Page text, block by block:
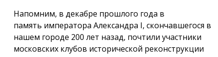
Напомним, в декабре прошлого года в
память императора Александра I, скончавшегося в
нашем городе 200 лет назад, почтили участники
московских клубов исторической реконструкции